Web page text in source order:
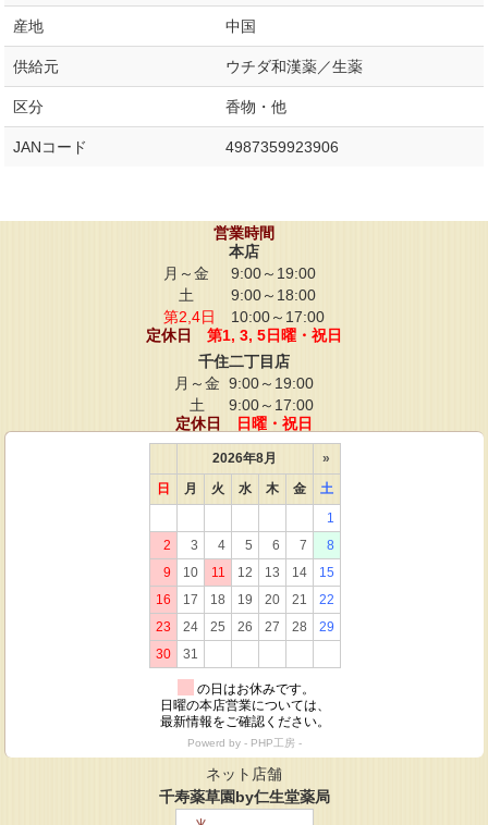
産地 中国
供給元 ウチダ和漢薬／生薬
区分 香物・他
JANコード 4987359923906
営業時間
本店
月～金
9:00～19:00
土
9:00～18:00
第2,4日 10:00～17:00
定休日
第1, 3, 5日曜・祝日
千住二丁目店
月～金 9:00～19:00
土
9:00～17:00
定休日
日曜・祝日
ネット店舗
千寿薬草園by仁生堂薬局